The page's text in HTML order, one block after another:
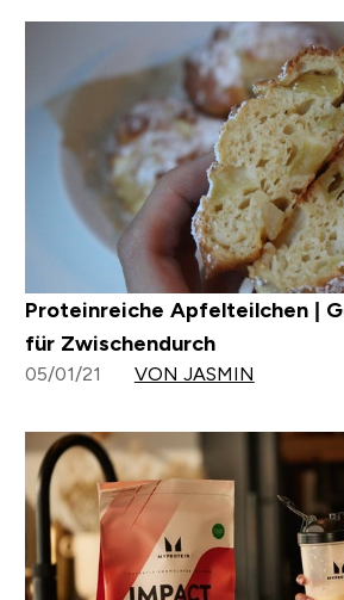
Proteinreiche Apfelteilchen |
für Zwischendurch
05/01/21 VON JASMIN